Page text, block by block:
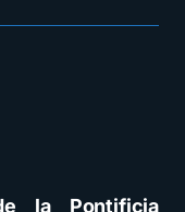
la Pontificia